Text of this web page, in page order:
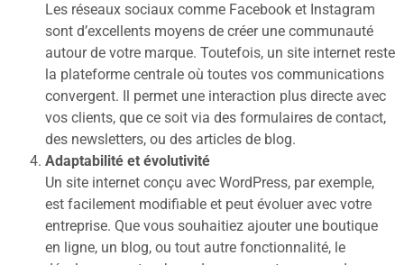
Les réseaux sociaux comme Facebook et Instagram
sont d’excellents moyens de créer une communauté
autour de votre marque. Toutefois, un site internet reste
la plateforme centrale où toutes vos communications
convergent. Il permet une interaction plus directe avec
vos clients, que ce soit via des formulaires de contact,
des newsletters, ou des articles de blog.
Adaptabilité et évolutivité
Un site internet conçu avec WordPress, par exemple,
est facilement modifiable et peut évoluer avec votre
entreprise. Que vous souhaitiez ajouter une boutique
en ligne, un blog, ou tout autre fonctionnalité, le